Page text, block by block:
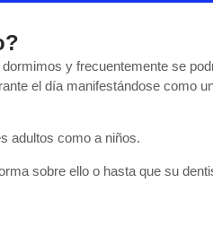
y frecuentemente se
el día manifestándose como
adultos como a niños.
sobre ello o hasta que su